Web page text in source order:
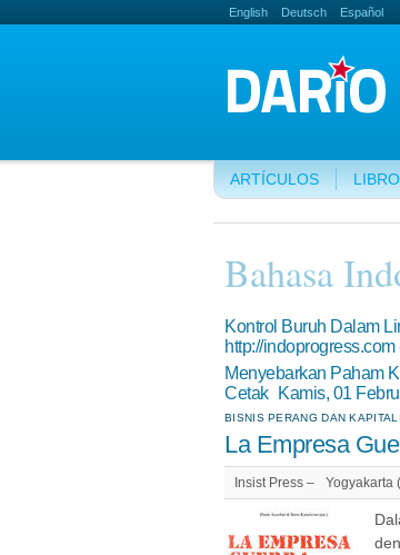
English Deutsch Español
ARTÍCULOS
Bahasa
Kontrol Buruh Dalam
http://
Menyebarkan Paham
Cetak Kamis, 01
BISNIS PERANG DAN
La Empresa
Insist Press – Yogyakarta